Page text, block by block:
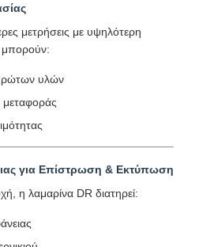
μετρήσεις με υψηλότερη
μπορούν:
υλών
για Επίστρωση & Εκτύπωση
η λαμαρίνα DR διατηρεί: